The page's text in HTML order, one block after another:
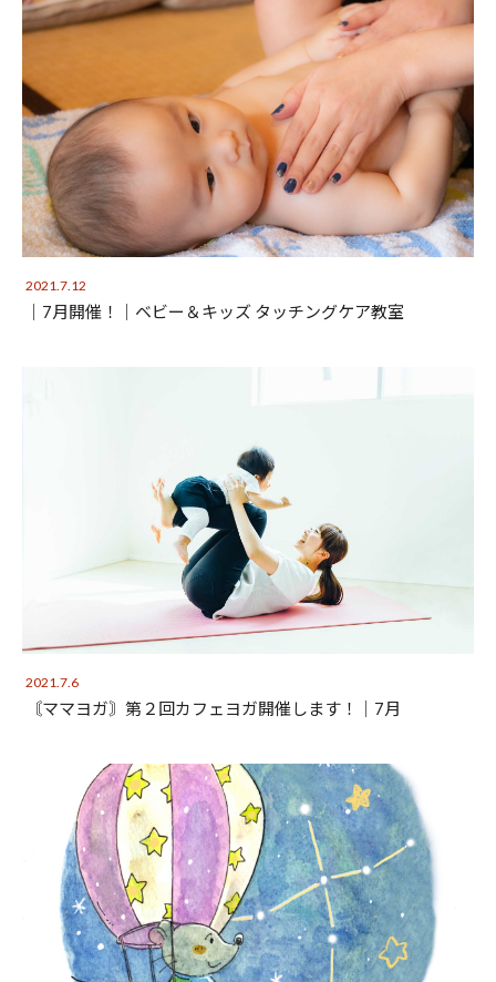
2021.7.12
│7月開催！│ベビー＆キッズ タッチングケア教室
2021.7.6
〘ママヨガ〙第２回カフェヨガ開催します！│7月